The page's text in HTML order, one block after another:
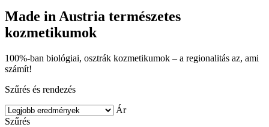
Made in Austria természetes
kozmetikumok
100%-ban biológiai, osztrák kozmetikumok – a regionalitás az, ami
számít!
Szűrés és rendezés
Ár
Szűrés